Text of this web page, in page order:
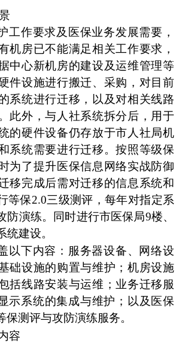
工作要求及医保业务发展需要，
机房已不能满足相关工作要求，
中心新机房的建设及运维管理等
件设施进行搬迁、采购，对目前
系统进行迁移，以及对相关线路
此外，与人社系统拆分后，用于
的硬件设备仍存放于市人社局机
系统需要进行迁移。按照等级保
为了提升医保信息网络实战防御
移完成后需对迁移的信息系统和
等保2.0三级测评，每年对指定系
防演练。同时进行市医保局9楼、
统建设。
以下内容：服务器设备、网络设
础设施的购置与维护；机房设施
括线路安装与运维；业务迁移服
示系统的集成与维护；以及医保
测评与攻防演练服务。
容